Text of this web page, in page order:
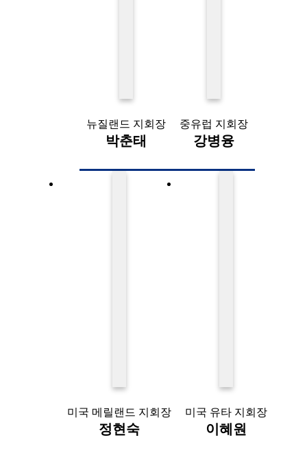
뉴질랜드 지회장
박춘태
중유럽 지회장
강병융
미국 메릴랜드 지회장
정현숙
미국 유타 지회장
이혜원